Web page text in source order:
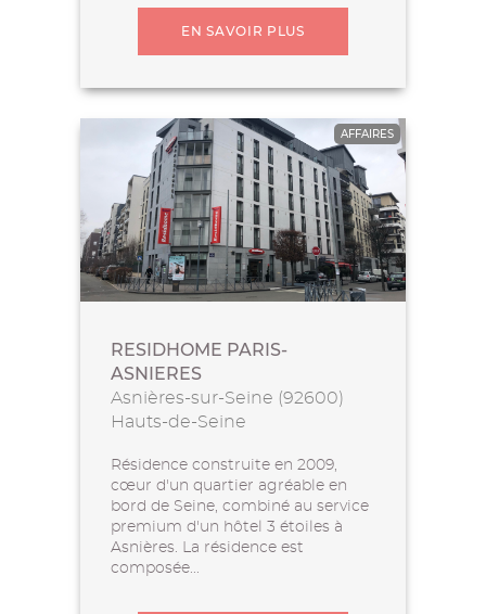
EN SAVOIR PLUS
AFFAIRES
RESIDHOME PARIS-
ASNIERES
Asnières-sur-Seine (92600)
Hauts-de-Seine
Résidence construite en 2009,
cœur d'un quartier agréable en
bord de Seine, combiné au service
premium d'un hôtel 3 étoiles à
Asnières. La résidence est
composée...